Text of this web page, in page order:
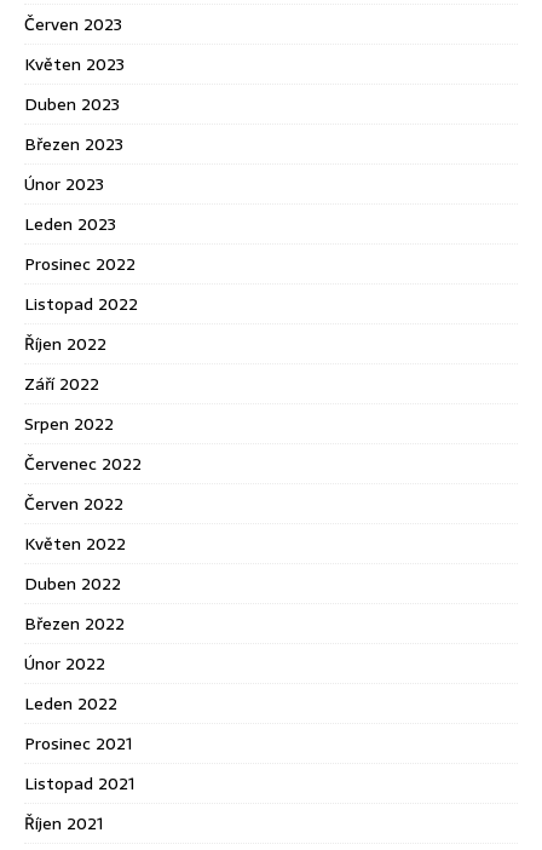
Červen 2023
Květen 2023
Duben 2023
Březen 2023
Únor 2023
Leden 2023
Prosinec 2022
Listopad 2022
Říjen 2022
Září 2022
Srpen 2022
Červenec 2022
Červen 2022
Květen 2022
Duben 2022
Březen 2022
Únor 2022
Leden 2022
Prosinec 2021
Listopad 2021
Říjen 2021